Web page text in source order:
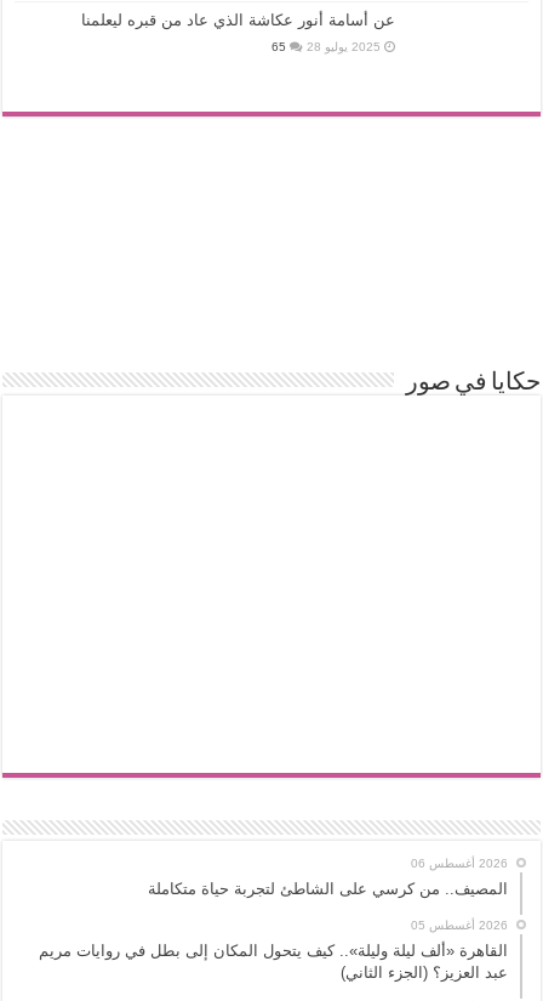
عن أسامة أنور عكاشة الذي عاد من قبره ليعلمنا
2025 يوليو 28 65
حكايا في صور
2026 أغسطس 06
المصيف.. من كرسي على الشاطئ لتجربة حياة متكاملة
2026 أغسطس 05
القاهرة «ألف ليلة وليلة».. كيف يتحول المكان إلى بطل في روايات مريم
عبد العزيز؟ (الجزء الثاني)